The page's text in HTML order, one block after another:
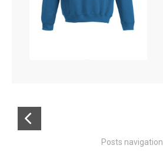
Posts navigation